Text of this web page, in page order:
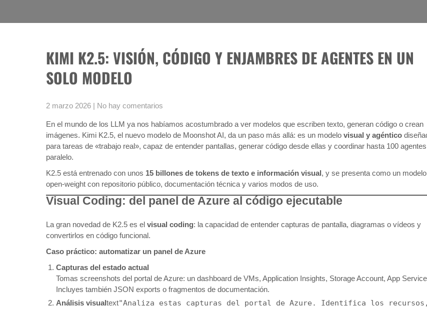
KIMI K2.5: VISIÓN, CÓDIGO Y ENJAMBRES DE AGENTES EN UN
SOLO MODELO
2 marzo 2026 | No hay comentarios
En el mundo de los LLM ya nos habíamos acostumbrado a ver modelos que escriben texto, generan código o crean
imágenes. Kimi K2.5, el nuevo modelo de Moonshot AI, da un paso más allá: es un modelo visual y agéntico
para tareas de «trabajo real», capaz de entender pantallas, generar código desde ellas y coordinar hasta 100
paralelo.
K2.5 está entrenado con unos 15 billones de tokens de texto e información visual, y se presenta como un modelo
open-weight con repositorio público, documentación técnica y varios modos de uso.
Visual Coding: del panel de Azure al código ejecutable
La gran novedad de K2.5 es el visual coding: la capacidad de entender capturas de pantalla, diagramas o vídeos y
convertirlos en código funcional.
Caso práctico: automatizar un panel de Azure
Capturas del estado actual
Tomas screenshots del portal de Azure: un dashboard de VMs, Application Insights, Storage Account, App
Incluyes también JSON exports o fragmentos de documentación.
Análisis visualtext"Analiza estas capturas del portal de Azure. Identifica los